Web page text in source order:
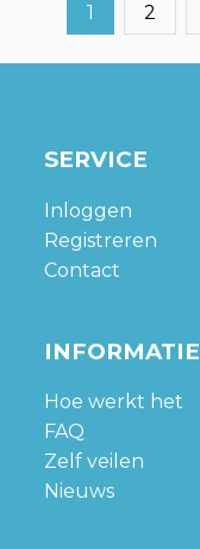
1 2
SERVICE
Inloggen
Registreren
Contact
INFORMATIE
Hoe werkt het
FAQ
Zelf veilen
Nieuws